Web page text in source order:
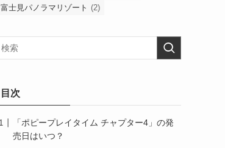
富士見パノラマリゾート (2)
目次
「ポピープレイタイム チャプター4」の発
売日はいつ？